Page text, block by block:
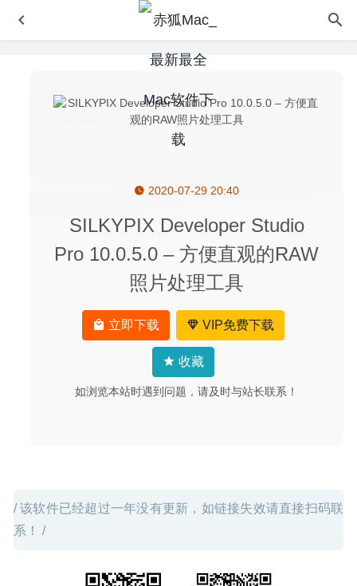
2020-07-29 20:40
SILKYPIX Developer Studio
Pro 10.0.5.0 – 方便直观的RAW
照片处理工具
立即下载 VIP免费下载
收藏
如浏览本站时遇到问题，请及时与站长联系！
/ 该软件已经超过一年没有更新，如链接失效请直接扫码联
系！ /
Aimersoft DVD Creator 6.1.4.1 – 优秀的DVD制作工具
Transfer 1.2.1 – 优秀的TFTP服务器软件
Amadeus Pro 2.7.5 (2402) for Mac中文版-多音轨音频编辑
TurboCollage Pro 7.2.1 – 图片相册制作、拼图工具